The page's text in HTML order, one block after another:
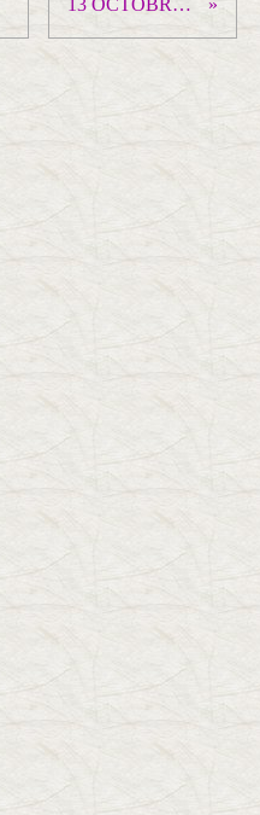
13 OCTOBRE : 6 raisons !